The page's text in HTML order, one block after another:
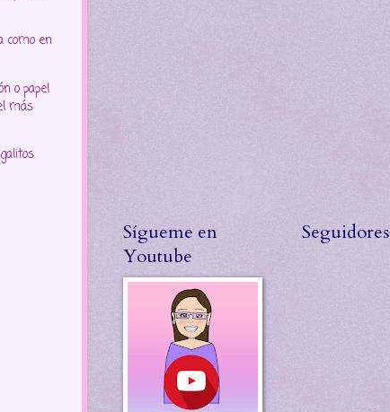
como en
o papel
más
Sígueme en
Youtube
Seguidores